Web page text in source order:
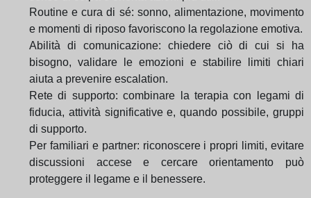
Routine e cura di sé: sonno, alimentazione, movimento
e momenti di riposo favoriscono la regolazione emotiva.
Abilità di comunicazione: chiedere ciò di cui si ha
bisogno, validare le emozioni e stabilire limiti chiari
aiuta a prevenire escalation.
Rete di supporto: combinare la terapia con legami di
fiducia, attività significative e, quando possibile, gruppi
di supporto.
Per familiari e partner: riconoscere i propri limiti, evitare
discussioni accese e cercare orientamento può
proteggere il legame e il benessere.